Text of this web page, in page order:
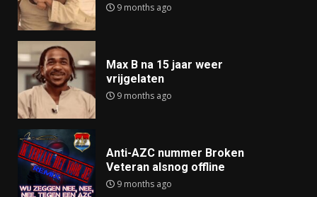
9 months ago
Max B na 15 jaar weer
vrijgelaten
9 months ago
Anti-AZC nummer Broken
Veteran alsnog offline
9 months ago